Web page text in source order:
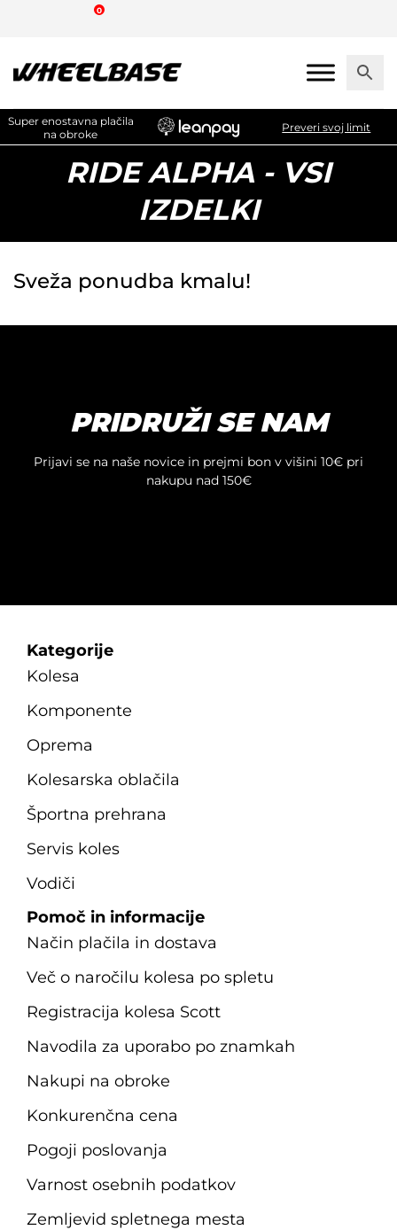
content
0
Super enostavna plačila
na obroke
Preveri svoj limit
RIDE ALPHA - VSI
IZDELKI
Sveža ponudba kmalu!
PRIDRUŽI SE NAM
Prijavi se na naše novice in prejmi bon v višini 10€ pri
nakupu nad 150€
Kategorije
Kolesa
Komponente
Oprema
Kolesarska oblačila
Športna prehrana
Servis koles
Vodiči
Pomoč in informacije
Način plačila in dostava
Več o naročilu kolesa po spletu
Registracija kolesa Scott
Navodila za uporabo po znamkah
Nakupi na obroke
Konkurenčna cena
Pogoji poslovanja
Varnost osebnih podatkov
Zemljevid spletnega mesta